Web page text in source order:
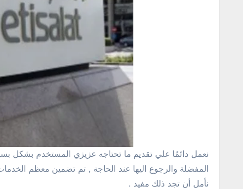
نعمل دائمًا علي تقديم ما تحتاجه عزيزي المستخدم بشكل بسيط وسهل هنا جمعنا كل اكواد اتصالات التي قد تحتاج اليها في مكان واحد لذلك يمكنك حفظ هذه الصفحة في
المفضلة والرجوع اليها عند الحاجة , تم تضمين معظم
نأمل أن تجد ذلك مفيد .